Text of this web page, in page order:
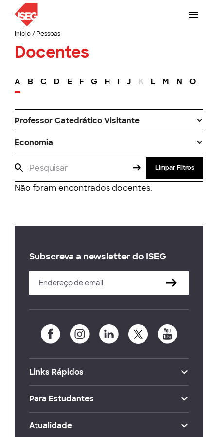
Início/ Pessoas
Docentes
A B C D E F G H I J K L M N O
Professor Catedrático Visitante
Economia
Limpar Filtros
Não foram encontrados docentes.
Subscreva a newsletter do ISEG
Links Rápidos
Para Estudantes
Atualidade